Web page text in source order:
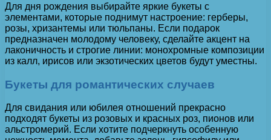
Для дня рождения выбирайте яркие букеты с
элементами, которые поднимут настроение: герберы,
розы, хризантемы или тюльпаны. Если подарок
предназначен молодому человеку, сделайте акцент на
лаконичность и строгие линии: монохромные композиции
из калл, ирисов или экзотических цветов будут уместны.
Букеты для романтических случаев
Для свидания или юбилея отношений прекрасно
подходят букеты из розовых и красных роз, пионов или
альстромерий. Если хотите подчеркнуть особенную